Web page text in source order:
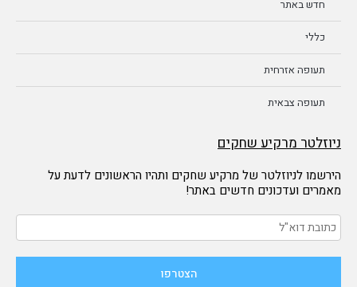
חדש באתר
כללי
תעופה אזרחית
תעופה צבאית
ניוזלטר מרקיע שחקים
הירשמו לניוזלטר של מרקיע שחקים ותהיו הראשונים לדעת על
מאמרים ועדכונים חדשים באתר!